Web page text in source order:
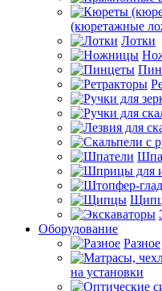
(кюретажные
Лотки
Оборудование
Разное
на установки